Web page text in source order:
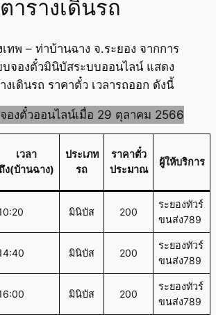
ตารางเดินรถ
เทพ – ท่าบ้านฉาง จ.ระยอง จากการ
บจองตั๋วมินิบัสระบบออนไลน์ แสดง
งเดินรถ ราคาตั๋ว เวลารถออก ดังนี้
องตั๋วออนไลน์เมื่อ 29 ตุลาคม 2566
เวลา
ถึง(บ้านฉาง)
ประเภท
รถ
ราคาตั๋ว
ประมาณ
ผู้ให้บริการ
มินิบัส 200
ระยองทัวร์
ขนส่ง789
มินิบัส 200
ระยองทัวร์
ขนส่ง789
มินิบัส 200
ระยองทัวร์
ขนส่ง789